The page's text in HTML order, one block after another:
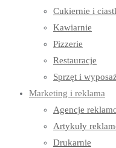
Cukiernie i
Kawiarnie
Pizzerie
Restauracje
Sprzęt i
Marketing i reklama
Agencje
Artykuły
Drukarnie